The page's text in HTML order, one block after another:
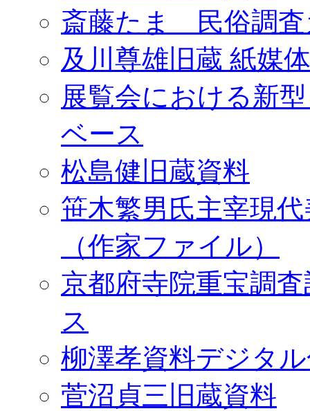
斎藤たま 民俗調査
及川尊雄旧蔵 紙媒
展覧会における新
ベース
松島健旧蔵資料
笹木繁男氏主宰現
（作家ファイル）
京都府寺院重宝調
ス
柳澤孝資料デジタ
菅沼貞三旧蔵資料